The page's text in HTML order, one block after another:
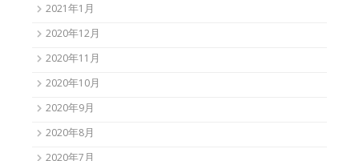
2021年1月
2020年12月
2020年11月
2020年10月
2020年9月
2020年8月